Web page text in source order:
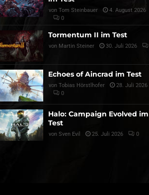
von Tom Steinbauer
4. August 2026
0
Tormentum II im Test
von Martin Steiner 30. Juli 2026
Echoes of Aincrad im Test
von Tobias Hörstlhofer
28. Juli 2026
0
Halo: Campaign Evolved im
Test
von Sven Evil 25. Juli 2026 0